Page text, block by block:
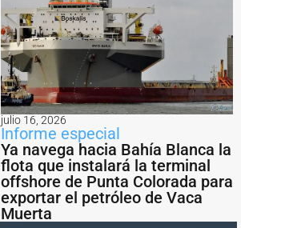
julio 16, 2026
Informe especial
Ya navega hacia Bahía Blanca la
flota que instalará la terminal
offshore de Punta Colorada para
exportar el petróleo de Vaca
Muerta